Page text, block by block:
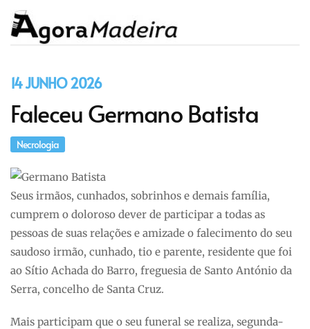
14 JUNHO 2026
Faleceu Germano Batista
Necrologia
Seus irmãos, cunhados, sobrinhos e demais família,
cumprem o doloroso dever de participar a todas as
pessoas de suas relações e amizade o falecimento do seu
saudoso irmão, cunhado, tio e parente, residente que foi
ao Sítio Achada do Barro, freguesia de Santo António da
Serra, concelho de Santa Cruz.
Mais participam que o seu funeral se realiza, segunda-